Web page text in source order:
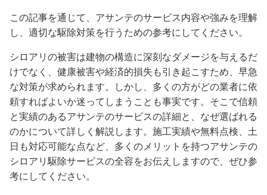
この記事を通じて、アサンテのサービス内容や強みを理解
し、適切な駆除対策を行うための参考にしてください。
シロアリの被害は建物の構造に深刻なダメージを与えるだ
けでなく、健康被害や経済的損失も引き起こすため、早急
な対策が求められます。しかし、多くの方がどの業者に依
頼すればよいか迷ってしまうことも事実です。そこで信頼
と実績のあるアサンテのサービスの詳細と、なぜ選ばれる
のかについて詳しく解説します。施工実績や無料点検、土
日も対応可能な点など、多くのメリットを持つアサンテの
シロアリ駆除サービスの全容をお伝えしますので、ぜひ参
考にしてください。